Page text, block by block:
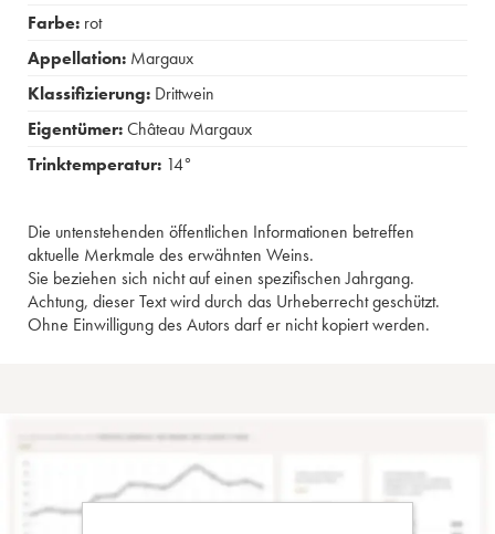
Farbe: rot
Appellation: Margaux
Klassifizierung: Drittwein
Eigentümer:Château Margaux
Trinktemperatur: 14°
Die untenstehenden öffentlichen Informationen betreffen
aktuelle Merkmale des erwähnten Weins.
Sie beziehen sich nicht auf einen spezifischen Jahrgang.
Achtung, dieser Text wird durch das Urheberrecht geschützt.
Ohne Einwilligung des Autors darf er nicht kopiert werden.